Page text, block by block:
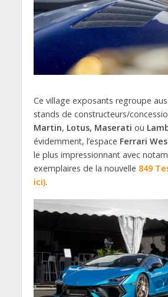
Ce village exposants regroupe
stands de constructeurs/
Martin, Lotus, Maserati ou
évidemment, l’espace Ferrari
le plus impressionnant avec
exemplaires de la nouvelle 849
ici).